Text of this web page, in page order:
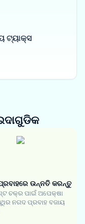
ଟ୍ୟାକ୍ସ
ଉନ୍ନତି କରନ୍ତୁ
ଚକ୍ର ପାଇଁ ଅପେକ୍ଷା
ନଗଦ ପ୍ରବାହ ବଜାୟ